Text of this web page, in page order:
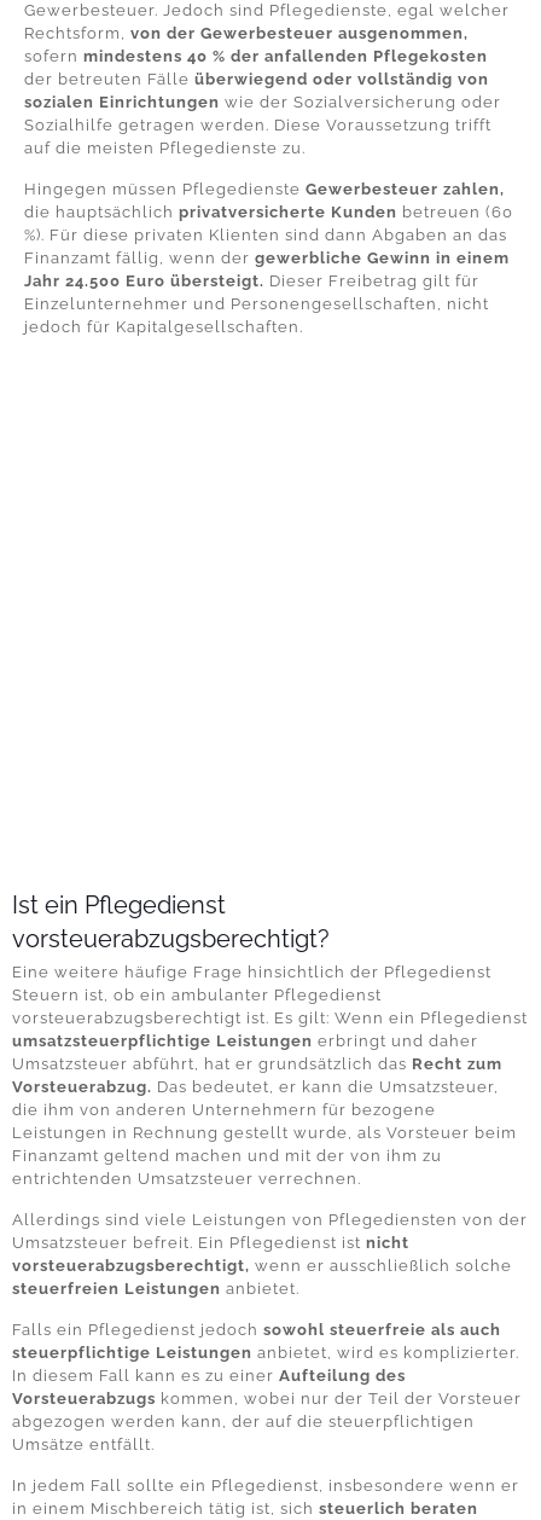
Gewerbesteuer. Jedoch sind Pflegedienste, egal welcher
Rechtsform, von der Gewerbesteuer ausgenommen,
sofern mindestens 40 % der anfallenden Pflegekosten
der betreuten Fälle überwiegend oder vollständig von
sozialen Einrichtungen wie der Sozialversicherung oder
Sozialhilfe getragen werden. Diese Voraussetzung trifft
auf die meisten Pflegedienste zu.
Hingegen müssen Pflegedienste Gewerbesteuer zahlen,
die hauptsächlich privatversicherte Kunden betreuen (60
%). Für diese privaten Klienten sind dann Abgaben an das
Finanzamt fällig, wenn der gewerbliche Gewinn in einem
Jahr 24.500 Euro übersteigt. Dieser Freibetrag gilt für
Einzelunternehmer und Personengesellschaften, nicht
jedoch für Kapitalgesellschaften.
Ist ein Pflegedienst
vorsteuerabzugsberechtigt?
Eine weitere häufige Frage hinsichtlich der Pflegedienst
Steuern ist, ob ein ambulanter Pflegedienst
vorsteuerabzugsberechtigt ist. Es gilt: Wenn ein Pflegedienst
umsatzsteuerpflichtige Leistungen erbringt und daher
Umsatzsteuer abführt, hat er grundsätzlich das Recht zum
Vorsteuerabzug. Das bedeutet, er kann die Umsatzsteuer,
die ihm von anderen Unternehmern für bezogene
Leistungen in Rechnung gestellt wurde, als Vorsteuer beim
Finanzamt geltend machen und mit der von ihm zu
entrichtenden Umsatzsteuer verrechnen.
Allerdings sind viele Leistungen von Pflegediensten von der
Umsatzsteuer befreit. Ein Pflegedienst ist nicht
vorsteuerabzugsberechtigt, wenn er ausschließlich solche
steuerfreien Leistungen anbietet.
Falls ein Pflegedienst jedoch sowohl steuerfreie als auch
steuerpflichtige Leistungen anbietet, wird es komplizierter.
In diesem Fall kann es zu einer Aufteilung des
Vorsteuerabzugs kommen, wobei nur der Teil der Vorsteuer
abgezogen werden kann, der auf die steuerpflichtigen
Umsätze entfällt.
In jedem Fall sollte ein Pflegedienst, insbesondere wenn er
in einem Mischbereich tätig ist, sich steuerlich beraten